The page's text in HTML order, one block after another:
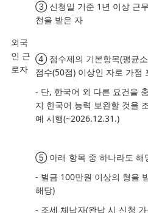
외국
인 근
로자
③ 신청일 기준 1 년 이상 근
천을 받은 자
④ 점수제의 기본항목(평균
점수(50점) 이상인 자로 가점
- 단, 한국어 외 다른 요건을
지 한국어 능력 보완할 것을
예 시행(~2026.12.31.)
⑤ 아래 항목 중 하나라도 해
- 벌금 100만원 이상의 형을
해당)
- 조세 체납자(완납 시 신청